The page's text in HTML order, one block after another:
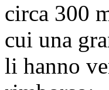
circa 300
cui una
li hanno